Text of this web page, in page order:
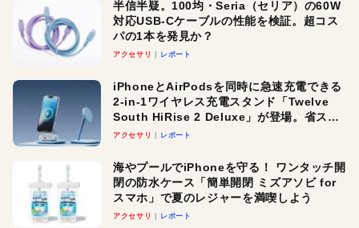
半信半疑。100均・Seria（セリア）の60W
対応USB-Cケーブルの性能を検証。超コス
パの1本を発見か？
アクセサリ レポート
iPhoneとAirPodsを同時に急速充電できる
2-in-1ワイヤレス充電スタンド「Twelve
South HiRise 2 Deluxe」が登場。省スペ
ースでおしゃれに充電したい人にオスス
アクセサリ レポート
海やプールでiPhoneを守る！ ワンタッチ開
閉の防水ケース「簡単開閉 ミズアソビ for
スマホ」で夏のレジャーを満喫しよう
アクセサリ レポート